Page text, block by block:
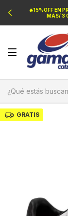
🔥15%OFF EN
MÁS/ 3
GRATIS